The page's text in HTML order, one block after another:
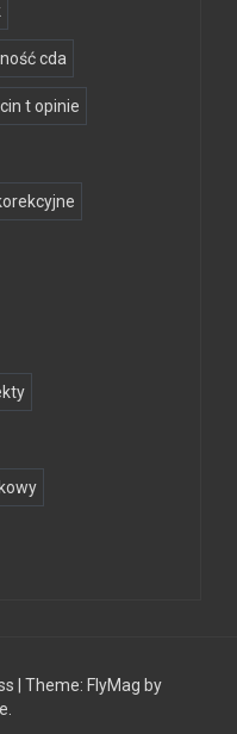
cda
t opinie
Theme: FlyMag by